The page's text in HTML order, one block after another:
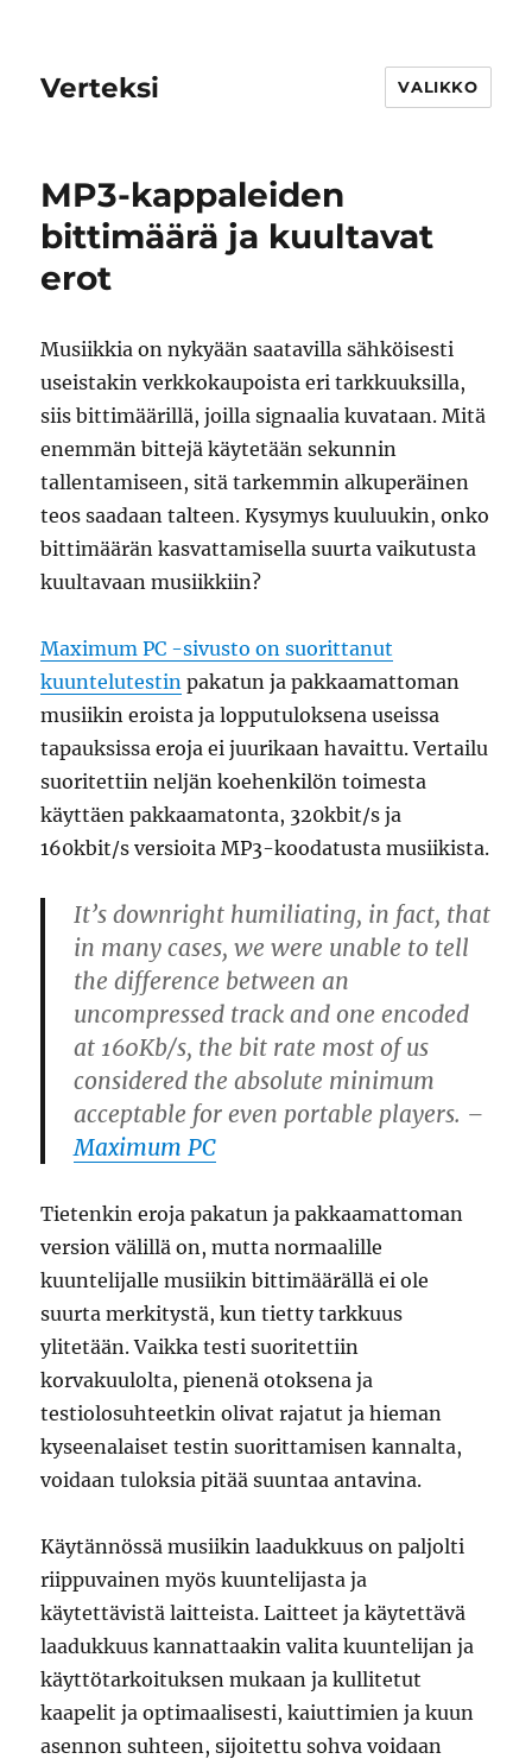
Verteksi VALIKKO
MP3-kappaleiden
bittimäärä ja kuultavat
erot
Musiikkia on nykyään saatavilla sähköisesti
useistakin verkkokaupoista eri tarkkuuksilla,
siis bittimäärillä, joilla signaalia kuvataan. Mitä
enemmän bittejä käytetään sekunnin
tallentamiseen, sitä tarkemmin alkuperäinen
teos saadaan talteen. Kysymys kuuluukin, onko
bittimäärän kasvattamisella suurta vaikutusta
kuultavaan musiikkiin?
Maximum PC -sivusto on suorittanut
kuuntelutestin pakatun ja pakkaamattoman
musiikin eroista ja lopputuloksena useissa
tapauksissa eroja ei juurikaan havaittu. Vertailu
suoritettiin neljän koehenkilön toimesta
käyttäen pakkaamatonta, 320kbit/s ja
160kbit/s versioita MP3-koodatusta musiikista.
It’s downright humiliating, in fact, that
in many cases, we were unable to tell
the difference between an
uncompressed track and one encoded
at 160Kb/s, the bit rate most of us
considered the absolute minimum
acceptable for even portable players. –
Maximum PC
Tietenkin eroja pakatun ja pakkaamattoman
version välillä on, mutta normaalille
kuuntelijalle musiikin bittimäärällä ei ole
suurta merkitystä, kun tietty tarkkuus
ylitetään. Vaikka testi suoritettiin
korvakuulolta, pienenä otoksena ja
testiolosuhteetkin olivat rajatut ja hieman
kyseenalaiset testin suorittamisen kannalta,
voidaan tuloksia pitää suuntaa antavina.
Käytännössä musiikin laadukkuus on paljolti
riippuvainen myös kuuntelijasta ja
käytettävistä laitteista. Laitteet ja käytettävä
laadukkuus kannattaakin valita kuuntelijan ja
käyttötarkoituksen mukaan ja kullitetut
kaapelit ja optimaalisesti, kaiuttimien ja kuun
asennon suhteen, sijoitettu sohva voidaan